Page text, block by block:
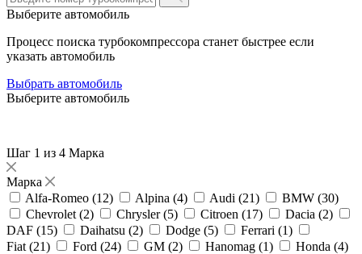
Выберите автомобиль
Процесс поиска турбокомпрессора станет быстрее если
указать автомобиль
Выбрать автомобиль
Выберите автомобиль
Шаг 1 из 4 Марка
Марка
Alfa-Romeo (12) Alpina (4) Audi (21) BMW (30)
Chevrolet (2) Chrysler (5) Citroen (17) Dacia (2)
DAF (15) Daihatsu (2) Dodge (5) Ferrari (1)
Fiat (21) Ford (24) GM (2) Hanomag (1) Honda (4)